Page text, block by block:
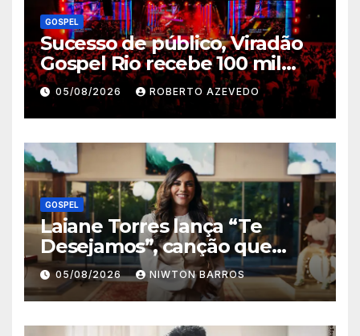
GOSPEL
Sucesso de público, Viradão
Gospel Rio recebe 100 mil
pessoas nas atividades
realizadas pela cidade
05/08/2026 ROBERTO AZEVEDO
GOSPEL
Laiane Torres lança “Te
Desejamos”, canção que
nasceu de uma década de
espera e entrega a Deus
05/08/2026 NIWTON BARROS